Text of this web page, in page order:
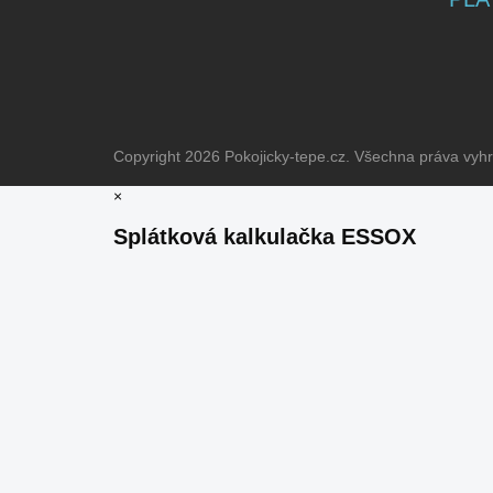
Copyright 2026 Pokojicky-tepe.cz . Všechna práva
×
Splátková kalkulačka ESSOX